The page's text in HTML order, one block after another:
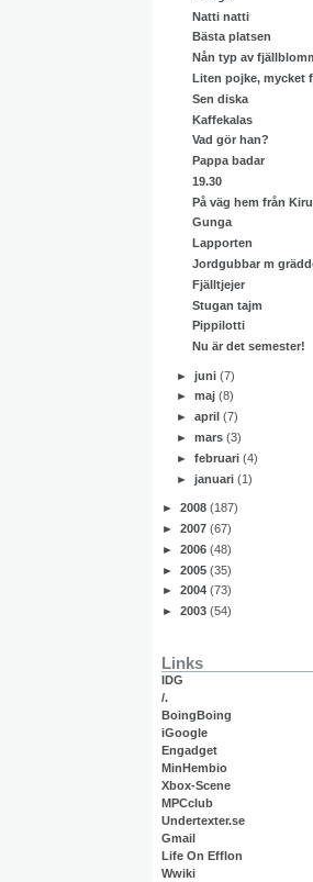
Natti natti
Bästa platsen
Nån typ av
Liten pojke, mycket
Sen diska
Kaffekalas
Vad gör han?
Pappa badar
19.30
På väg hem från
Gunga
Lapporten
Jordgubbar m
Fjälltjejer
Stugan tajm
Pippilotti
Nu är det semester!
►juni(7)
►maj(8)
►april(7)
►mars(3)
►februari(4)
►januari(1)
► 2008 (187)
► 2007 (67)
► 2006 (48)
► 2005 (35)
► 2004 (73)
► 2003 (54)
Links
IDG
/.
BoingBoing
iGoogle
Engadget
MinHembio
Xbox-Scene
MPCclub
Undertexter.se
Gmail
Life On Efflon
Wwiki